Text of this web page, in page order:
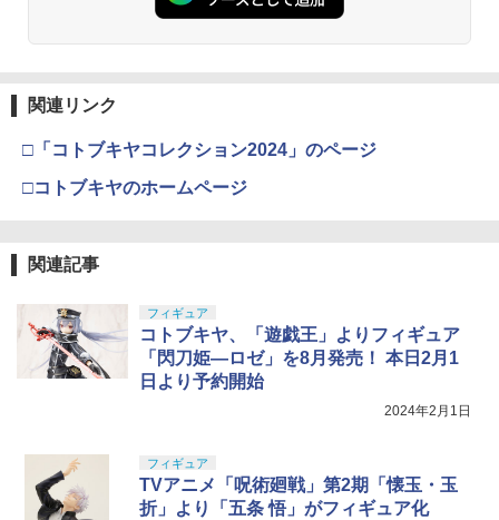
関連リンク
□「コトブキヤコレクション2024」のページ
□コトブキヤのホームページ
関連記事
フィギュア
コトブキヤ、「遊戯王」よりフィギュア
「閃刀姫―ロゼ」を8月発売！ 本日2月1
日より予約開始
2024年2月1日
フィギュア
TVアニメ「呪術廻戦」第2期「懐玉・玉
折」より「五条 悟」がフィギュア化